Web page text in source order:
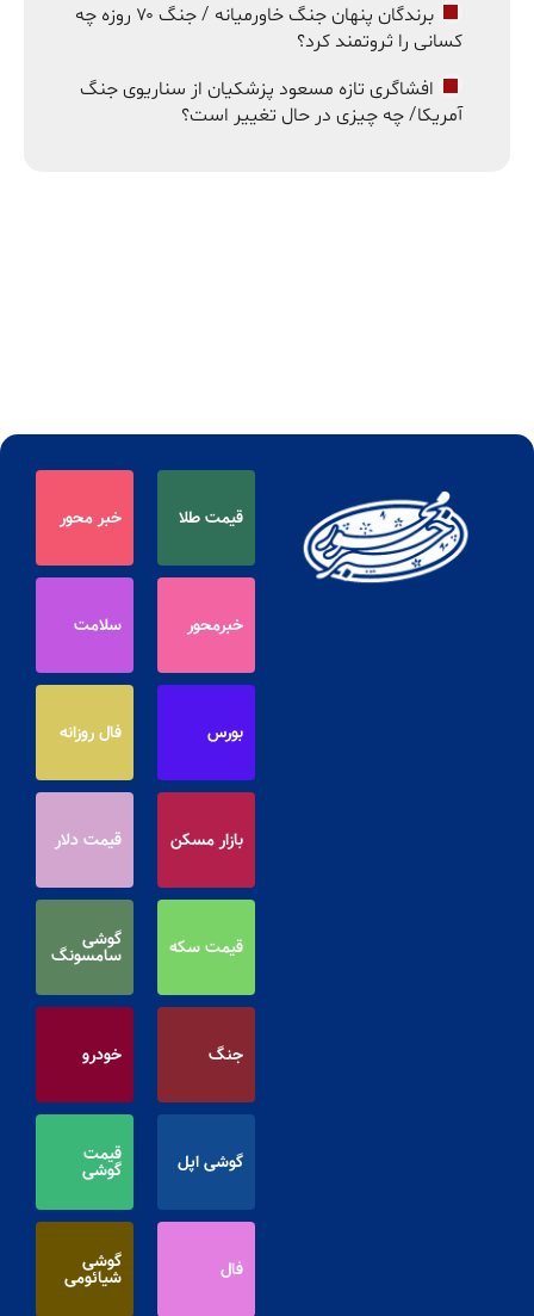
برندگان پنهان جنگ خاورمیانه / جنگ ۷۰ روزه چه
کسانی را ثروتمند کرد؟
افشاگری تازه مسعود پزشکیان از سناریوی جنگ
آمریکا/ چه چیزی در حال تغییر است؟
قیمت طلا خبر محور
خبرمحور سلامت
بورس فال روزانه
بازار مسکن قیمت دلار
قیمت سکه گوشی
سامسونگ
جنگ خودرو
گوشی اپل قیمت
گوشی
فال گوشی
شیائومی